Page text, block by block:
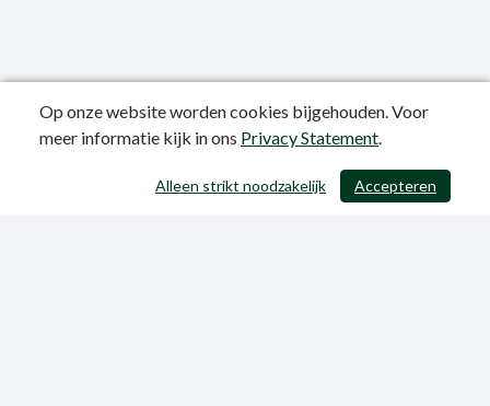
/ 403
Publicatiedatum: 12-06-2023
Op onze website worden cookies bijgehouden. Voor
meer informatie kijk in ons Privacy Statement.
Accepteren
Alleen strikt noodzakelijk